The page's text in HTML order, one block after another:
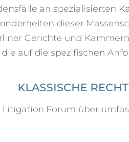
an spezialisierten
dieser
Gerichte und
auf die spezifischen
KLASSISCHE
Forum über